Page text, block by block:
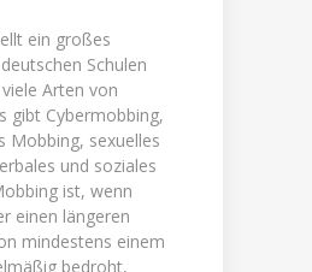
ein großes
Schulen
Arten von
gibt Cybermobbing,
Mobbing, sexuelles
und soziales
ist, wenn
einen längeren
mindestens einem
bedroht,